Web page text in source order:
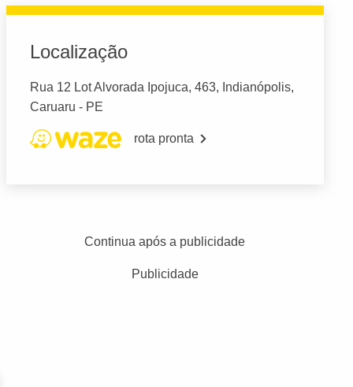
Localização
Rua 12 Lot Alvorada Ipojuca, 463, Indianópolis,
Caruaru - PE
rota pronta
Continua após a publicidade
Publicidade